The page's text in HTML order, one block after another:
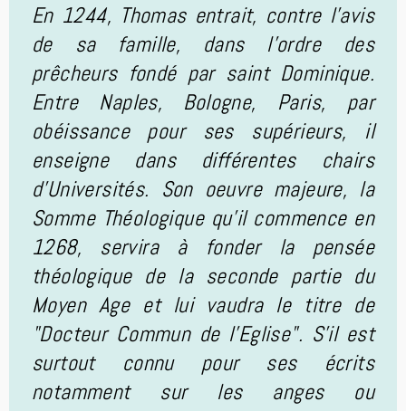
En 1244, Thomas entrait, contre l'avis
de sa famille, dans l'ordre des
prêcheurs fondé par saint Dominique.
Entre Naples, Bologne, Paris, par
obéissance pour ses supérieurs, il
enseigne dans différentes chairs
d'Universités. Son oeuvre majeure, la
Somme Théologique qu'il commence en
1268, servira à fonder la pensée
théologique de la seconde partie du
Moyen Age et lui vaudra le titre de
"Docteur Commun de l'Eglise". S'il est
surtout connu pour ses écrits
notamment sur les anges ou